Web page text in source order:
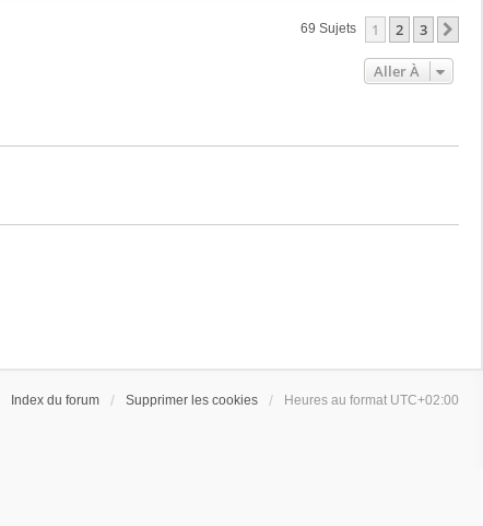
69 Sujets 1 2 3
Aller À
Index du forum Supprimer les cookies Heures au format UTC+02:00